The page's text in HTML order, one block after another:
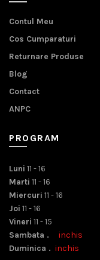
Contul Meu
Cos Cumparaturi
Returnare Produse
Blog
Contact
ANPC
PROGRAM
Luni 11 - 16
Marti 11 - 16
Miercuri 11 - 16
Joi 11 - 16
Vineri 11 - 15
Sambata . inchis
Duminica . inchis